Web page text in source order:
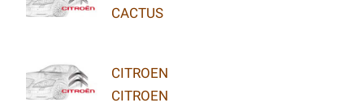
CACTUS
CITROEN
CITROEN